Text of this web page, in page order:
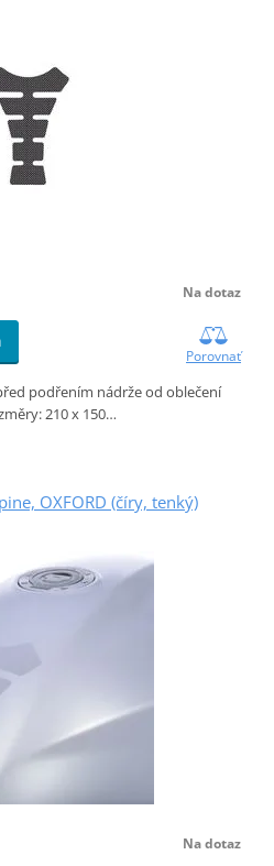
Na dotaz
Porovnať
podřením nádrže od oblečení
210 x 150…
OXFORD (číry, tenký)
Na dotaz